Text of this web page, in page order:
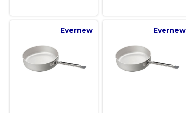
Evernew Evernew